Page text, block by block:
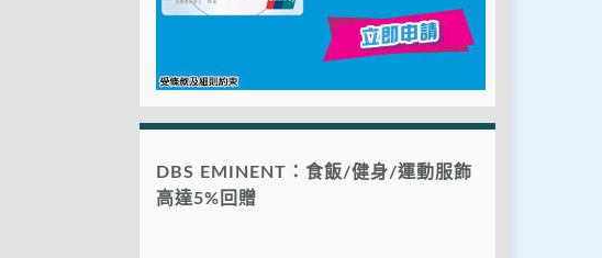
DBS EMINENT：食飯/健身/運動服飾
高達5%回贈